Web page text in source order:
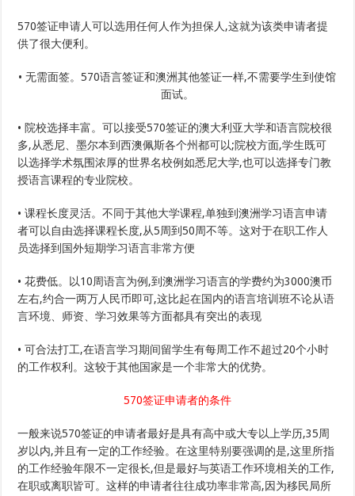
570签证申请人可以选用任何人作为担保人,这就为该类申请者提
供了很大便利。
• 无需面签。570语言签证和澳洲其他签证一样,不需要学生到使馆
面试。
• 院校选择丰富。可以接受570签证的澳大利亚大学和语言院校很
多,从悉尼、墨尔本到西澳佩斯各个州都可以;院校方面,学生既可
以选择学术氛围浓厚的世界名校例如悉尼大学,也可以选择专门教
授语言课程的专业院校。
• 课程长度灵活。不同于其他大学课程,单独到澳洲学习语言申请
者可以自由选择课程长度,从5周到50周不等。这对于在职工作人
员选择到国外短期学习语言非常方便
• 花费低。以10周语言为例,到澳洲学习语言的学费约为3000澳币
左右,约合一两万人民币即可,这比起在国内的语言培训班不论从语
言环境、师资、学习效果等方面都具有突出的表现
• 可合法打工,在语言学习期间留学生有每周工作不超过20个小时
的工作权利。这较于其他国家是一个非常大的优势。
570签证申请者的条件
一般来说570签证的申请者最好是具有高中或大专以上学历,35周
岁以内,并且有一定的工作经验。在这里特别要强调的是,这里所指
的工作经验年限不一定很长,但是最好与英语工作环境相关的工作,
在职或离职皆可。这样的申请者往往成功率非常高,因为移民局所